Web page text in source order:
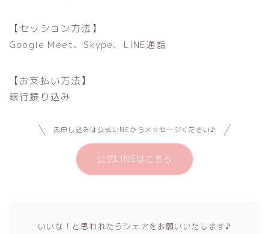
【セッション方法】
Google Meet、Skype、LINE通話
【お支払い方法】
銀行振り込み
お申し込みは公式LINEからメッセージください♪
公式LINEはこちら
いいな！と思われたらシェアをお願いいたします♪